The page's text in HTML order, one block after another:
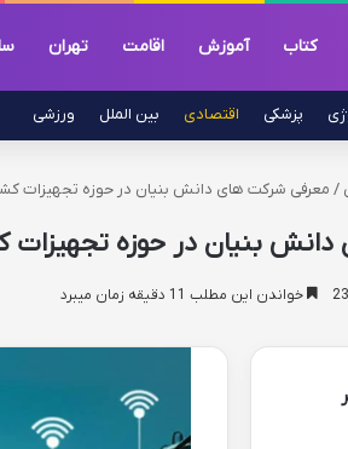
کتاب آموزش اقامت تهران
پزشکی اقتصادی بین الملل ورزشی
/ معرفی شرکت های دانش بنیان در حوزه تجهیزات
بنیان در حوزه تجهیزات
خواندن این مطلب 11 دقیقه زمان میبرد